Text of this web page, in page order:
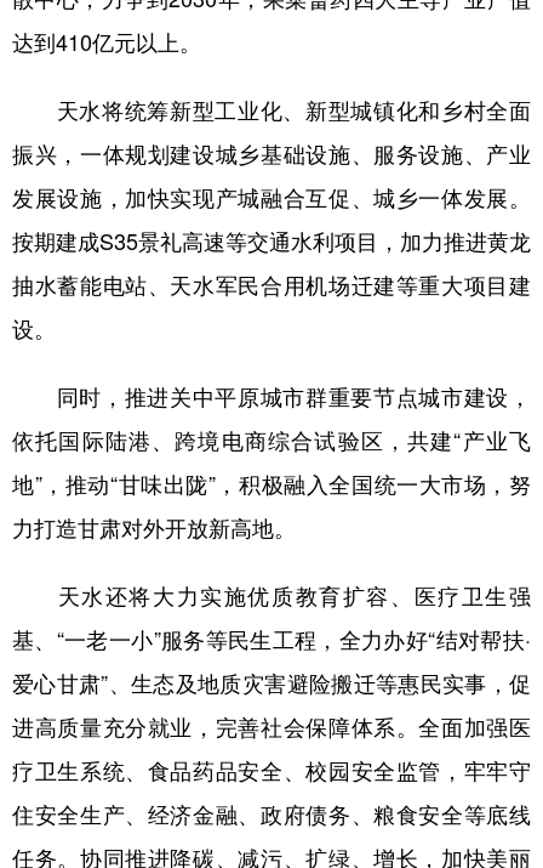
达到410亿元以上。
天水将统筹新型工业化、新型城镇化和乡村全面
振兴，一体规划建设城乡基础设施、服务设施、产业
发展设施，加快实现产城融合互促、城乡一体发展。
按期建成S35景礼高速等交通水利项目，加力推进黄龙
抽水蓄能电站、天水军民合用机场迁建等重大项目建
设。
同时，推进关中平原城市群重要节点城市建设，
依托国际陆港、跨境电商综合试验区，共建“产业飞
地”，推动“甘味出陇”，积极融入全国统一大市场，努
力打造甘肃对外开放新高地。
天水还将大力实施优质教育扩容、医疗卫生强
基、“一老一小”服务等民生工程，全力办好“结对帮扶·
爱心甘肃”、生态及地质灾害避险搬迁等惠民实事，促
进高质量充分就业，完善社会保障体系。全面加强医
疗卫生系统、食品药品安全、校园安全监管，牢牢守
住安全生产、经济金融、政府债务、粮食安全等底线
任务。协同推进降碳、减污、扩绿、增长，加快美丽